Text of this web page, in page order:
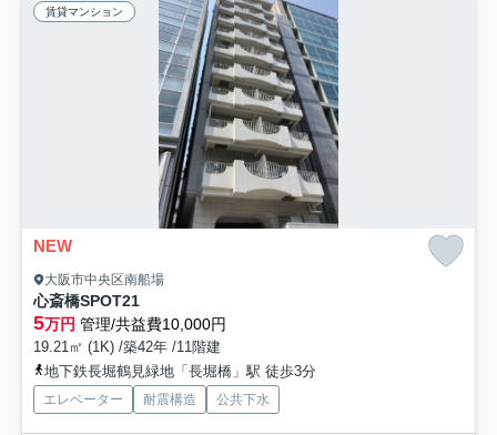
賃貸マンション
NEW
大阪市中央区南船場
心斎橋SPOT21
5万円 管理/共益費10,000円
19.21㎡ (1K) /築42年 /11階建
地下鉄長堀鶴見緑地「長堀橋」駅 徒歩3分
エレベーター 耐震構造 公共下水